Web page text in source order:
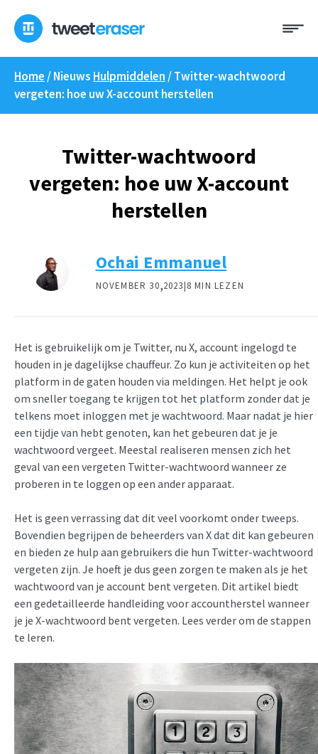
naar
inhoud
Home / Nieuws Hulpmiddelen /Twitter-wachtwoord
vergeten: hoe uw X-account herstellen
Twitter-wachtwoord
vergeten: hoe uw X-account
herstellen
Ochai Emmanuel
NOVEMBER 30,2023|8 MIN LEZEN
Het is gebruikelijk om je Twitter, nu X, account ingelogd te
houden in je dagelijkse chauffeur. Zo kun je activiteiten op het
platform in de gaten houden via meldingen. Het helpt je ook
om sneller toegang te krijgen tot het platform zonder dat je
telkens moet inloggen met je wachtwoord. Maar nadat je hier
een tijdje van hebt genoten, kan het gebeuren dat je je
wachtwoord vergeet. Meestal realiseren mensen zich het
geval van een vergeten Twitter-wachtwoord wanneer ze
proberen in te loggen op een ander apparaat.
Het is geen verrassing dat dit veel voorkomt onder tweeps.
Bovendien begrijpen de beheerders van X dat dit kan gebeuren
en bieden ze hulp aan gebruikers die hun Twitter-wachtwoord
vergeten zijn. Je hoeft je dus geen zorgen te maken als je het
wachtwoord van je account bent vergeten. Dit artikel biedt
een gedetailleerde handleiding voor accountherstel wanneer
je je X-wachtwoord bent vergeten. Lees verder om de stappen
te leren.